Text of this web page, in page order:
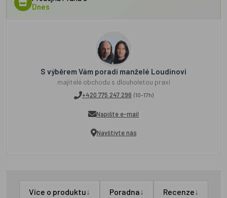
Dnes
S výběrem Vám poradí manželé Loudínovi
majitelé obchodu s dlouholetou praxí
+420 775 247 296 (10-17h)
Napište e-mail
Navštivte nás
Více o produktu↓ Poradna↓ Recenze↓